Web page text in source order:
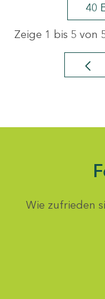
40
Zeige 1 bis 5 von
Wie zufrieden